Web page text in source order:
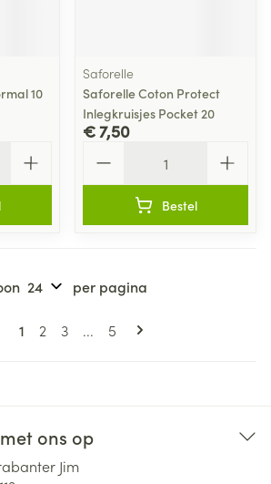
10
Saforelle
Saforelle Coton Protect
Inlegkruisjes Pocket 20
€ 7,50
Bestel
Pagina's
U lees momenteel pagina
1 Pagina
2 Pagina
3 ... Pagina
5
per pagina
ons op
Jim